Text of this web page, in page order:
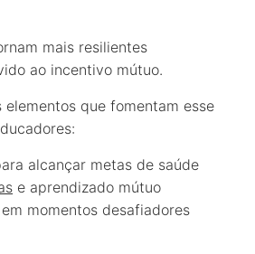
mais resilientes
ao incentivo mútuo.
elementos que fomentam esse
alcançar metas de saúde
e aprendizado mútuo
em momentos desafiadores